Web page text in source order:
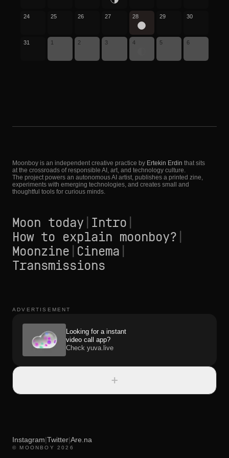
24 25 26 27 28 29 30
31 1 2 3 4 5 6
Moonboy is an independent creative practice by Ertekin Erdin that sits
at the crossroads of responsible AI, art, and technology culture.
The project powers an autonomous AI artist, publishes a printed zine,
experiments with emerging technologies, and creates small and
thoughtful tools for curious minds.
Moon today Intro
How to explain moonboy?
Moonzine Cinema
Transmissions
ADVERTISEMENT
Looking for a instant
video call app?
Check yuva.live
+
Instagram|Twitter|Are.na
© MOONBOY 2026